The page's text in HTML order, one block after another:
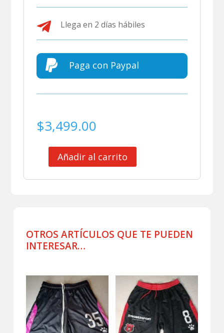
 Llega en 2 días hábiles
 Paga con Paypal
$3,499.00
Añadir al carrito
OTROS ARTÍCULOS QUE TE PUEDEN
INTERESAR…